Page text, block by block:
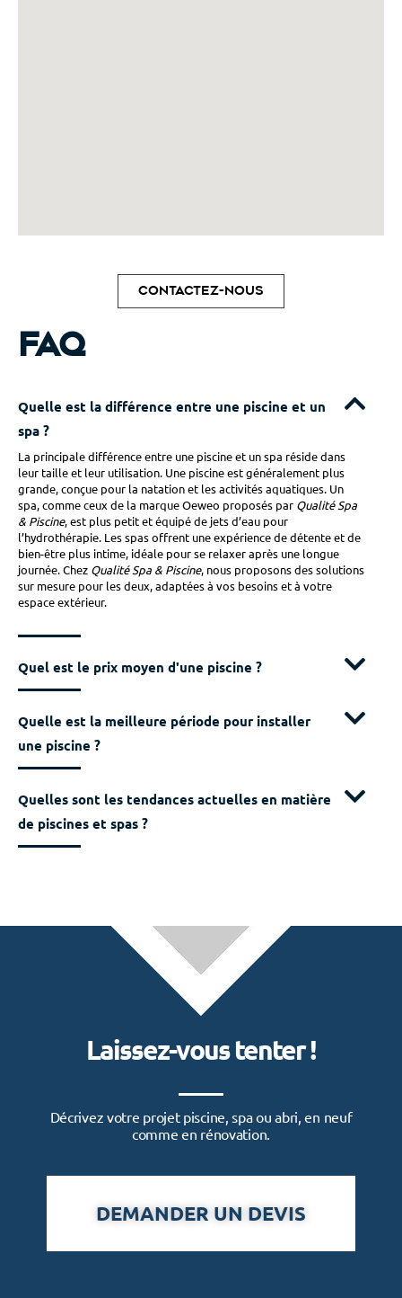
Contactez-nous
FAQ
Quelle est la différence entre une piscine et un
spa ?
La principale différence entre une piscine et un spa réside dans
leur taille et leur utilisation. Une piscine est généralement plus
grande, conçue pour la natation et les activités aquatiques. Un
spa, comme ceux de la marque Oeweo proposés par Qualité Spa
& Piscine, est plus petit et équipé de jets d’eau pour
l’hydrothérapie. Les spas offrent une expérience de détente et de
bien-être plus intime, idéale pour se relaxer après une longue
journée. Chez Qualité Spa & Piscine, nous proposons des solutions
sur mesure pour les deux, adaptées à vos besoins et à votre
espace extérieur.
Quel est le prix moyen d'une piscine ?
Quelle est la meilleure période pour installer
une piscine ?
Quelles sont les tendances actuelles en matière
de piscines et spas ?
Laissez-vous tenter !
Décrivez votre projet piscine, spa ou abri, en neuf
comme en rénovation.
DEMANDER UN DEVIS